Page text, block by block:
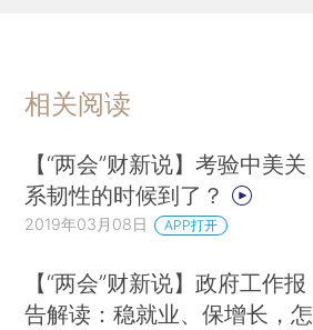
相关阅读
【“两会”财新说】考验中美关
系韧性的时候到了？
2019年03月08日 APP打开
【“两会”财新说】政府工作报
告解读：稳就业、保增长，怎